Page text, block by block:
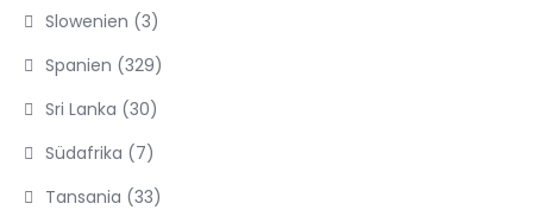
Slowenien (3)
Spanien (329)
Sri Lanka (30)
Südafrika (7)
Tansania (33)